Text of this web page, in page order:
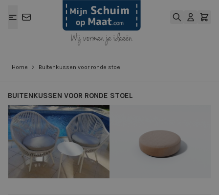
Home > Buitenkussen voor ronde stoel
BUITENKUSSEN VOOR RONDE STOEL
View larger image